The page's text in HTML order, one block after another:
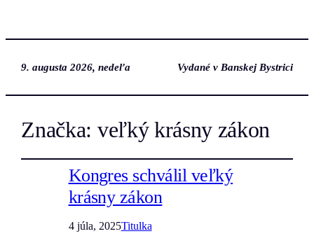
9. augusta 2026, nedeľa Vydané v Banskej Bystrici
Značka: veľký krásny zákon
Kongres schválil veľký
krásny zákon
4 júla, 2025Titulka